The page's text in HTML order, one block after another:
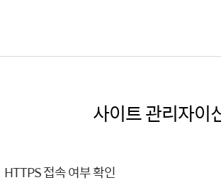
사이트 관리자이
HTTPS 접속 여부 확인